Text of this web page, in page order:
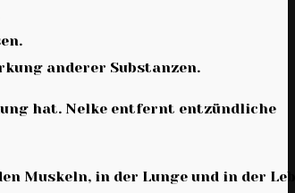
anderer Substanzen.
hat. Nelke entfernt entzündliche
Muskeln, in der Lunge und in der